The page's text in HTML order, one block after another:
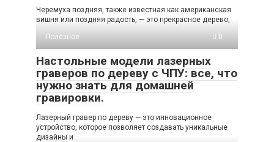
Черемуха поздняя, также известная как американская
вишня или поздняя радость, — это прекрасное дерево,
Полезное
0
Настольные модели лазерных
граверов по дереву с ЧПУ: все, что
нужно знать для домашней
гравировки.
Лазерный гравер по дереву — это инновационное
устройство, которое позволяет создавать уникальные
дизайны и